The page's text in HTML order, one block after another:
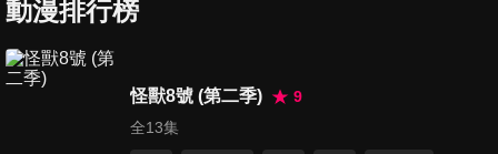
第7集 VS大王陛下
25分鐘
動漫排行榜
怪獸8號 (第二季)
9
全13集